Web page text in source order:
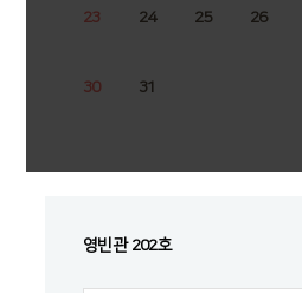
23 24 25 26
30 31
영빈관 202호